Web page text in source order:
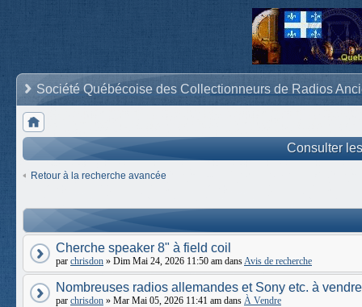
Société Québécoise des Collectionneurs de Radios
Consulter
Retour à la recherche avancée
Cherche speaker 8" à field coil
par chrisdon » Dim Mai 24, 2026 11:50 am dansAvis de recherche
Nombreuses radios allemandes et Sony etc. à vendre
par chrisdon » Mar Mai 05, 2026 11:41 am dans À Vendre